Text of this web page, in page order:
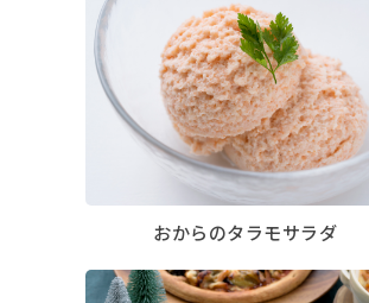
おからのタラモサラダ